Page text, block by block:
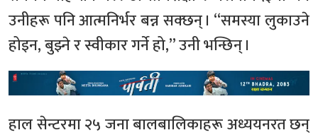
उनीहरू पनि आत्मनिर्भर बन्न सक्छन् । “समस्या लुकाउने
होइन, बुझ्ने र स्वीकार गर्ने हो,” उनी भन्छिन् ।
हाल सेन्टरमा २५ जना बालबालिकाहरू अध्ययनरत छन्